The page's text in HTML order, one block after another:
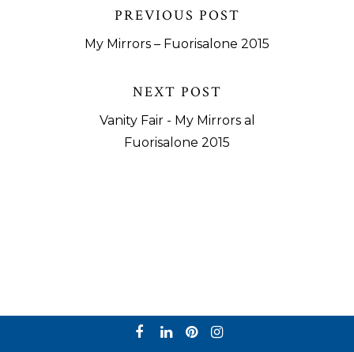
PREVIOUS POST
My Mirrors – Fuorisalone 2015
NEXT POST
Vanity Fair - My Mirrors al
Fuorisalone 2015